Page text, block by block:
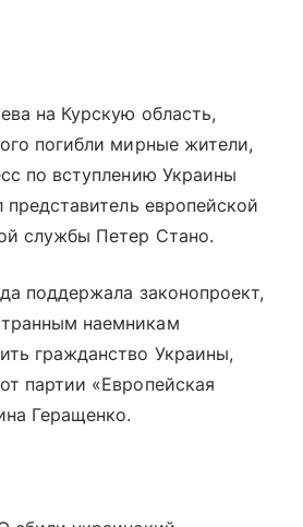
на Курскую область,
погибли мирные жители,
по вступлению Украины
представитель европейской
службы Петер Стано.
поддержала законопроект,
наемникам
гражданство Украины,
партии «Европейская
Геращенко.